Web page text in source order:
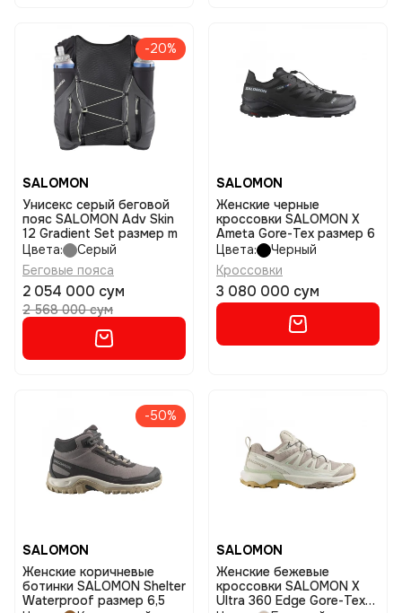
-20%
SALOMON
Унисекс серый беговой
пояс SALOMON Adv Skin
12 Gradient Set размер m
Цвета:
Серый
Беговые пояса
2 054 000 сум
2 568 000 сум
SALOMON
Женские черные
кроссовки SALOMON X
Ameta Gore-Tex размер 6
Цвета:
Черный
Кроссовки
3 080 000 сум
-50%
SALOMON
Женские коричневые
ботинки SALOMON Shelter
Waterproof размер 6,5
SALOMON
Женские бежевые
кроссовки SALOMON X
Ultra 360 Edge Gore-Tex